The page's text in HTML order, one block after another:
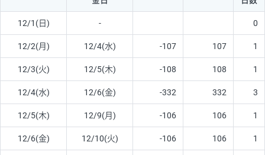
12/1(日) - 0
12/2(月) 12/4(水) -107 107 1
12/3(火) 12/5(木) -108 108 1
12/4(水) 12/6(金) -332 332 3
12/5(木) 12/9(月) -106 106 1
12/6(金) 12/10(火) -106 106 1